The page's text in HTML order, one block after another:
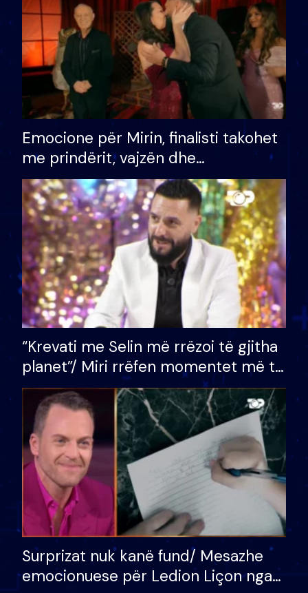
Emocione për Mirin, finalisti takohet
me prindërit, vajzën dhe
bashkëshorten: S’kemi ndonjë letër
divorci apo jo?
“Krevati me Selin më rrëzoi të gjitha
planet”/ Miri rrëfen momentet më të
bukura në shtëpinë e BB VIP: Do më
mungojë zilja e mëngjesit kur…
Surprizat nuk kanë fund/ Mesazhe
emocionuese për Ledion Liçon nga